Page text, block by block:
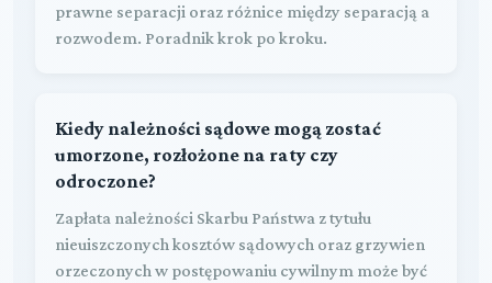
prawne separacji oraz różnice między separacją a
rozwodem. Poradnik krok po kroku.
Kiedy należności sądowe mogą zostać
umorzone, rozłożone na raty czy
odroczone?
Zapłata należności Skarbu Państwa z tytułu
nieuiszczonych kosztów sądowych oraz grzywien
orzeczonych w postępowaniu cywilnym może być